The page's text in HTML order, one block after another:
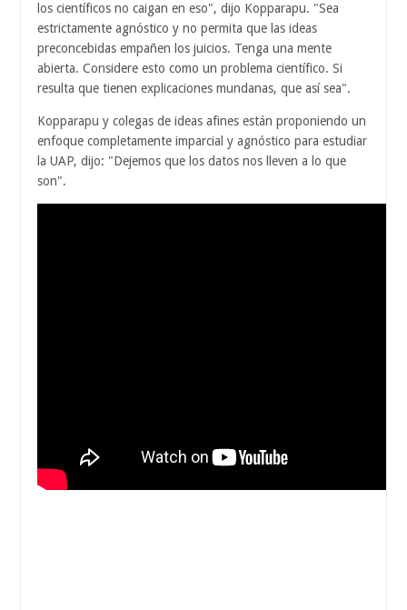
los científicos no caigan en eso", dijo Kopparapu. "Sea
estrictamente agnóstico y no permita que las ideas
preconcebidas empañen los juicios. Tenga una mente
abierta. Considere esto como un problema científico. Si
resulta que tienen explicaciones mundanas, que así sea".
Kopparapu y colegas de ideas afines están proponiendo un
enfoque completamente imparcial y agnóstico para estudiar
la UAP, dijo: "Dejemos que los datos nos lleven a lo que
son".